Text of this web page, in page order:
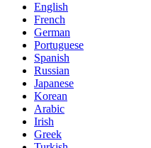
English
French
German
Portuguese
Spanish
Russian
Japanese
Korean
Arabic
Irish
Greek